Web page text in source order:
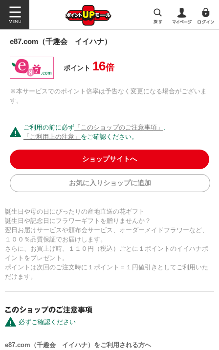
e87.com（千趣会 イイハナ）
ポイント 16倍
※本サービスでのポイント倍率は予告なく変更になる場合がございま
す。
ご利用の前に必ず 「このショップのご注意事項」 、
「ご利用上の注意」 をご確認ください。
ショップサイトへ
お気に入りショップに追加
誕生日や母の日にぴったりの産地直送の花ギフト
誕生日や記念日にフラワーギフトを贈りませんか？
翌日お届けサービスや頒布会サービス、オーダーメイドフラワーなど、
１００％品質保証でお届けします。
さらに、お買上げ時、１１０円（税込）ごとに１ポイントのイイハナポ
イントをプレゼント。
ポイントは次回のご注文時に１ポイント＝１円値引きとしてご利用いた
だけます。
必ずご確認ください
e87.com（千趣会 イイハナ）をご利用される方へ